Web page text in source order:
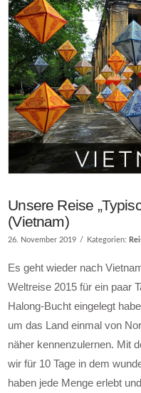
Unsere Reise
(Vietnam)
26. November 2019 Kategorien:
Es geht wieder nach
Weltreise 2015 für ein paar
Halong-Bucht eingelegt
um das Land einmal von
näher kennenzulernen. Mit
wir für 10 Tage in dem
haben jede Menge erlebt